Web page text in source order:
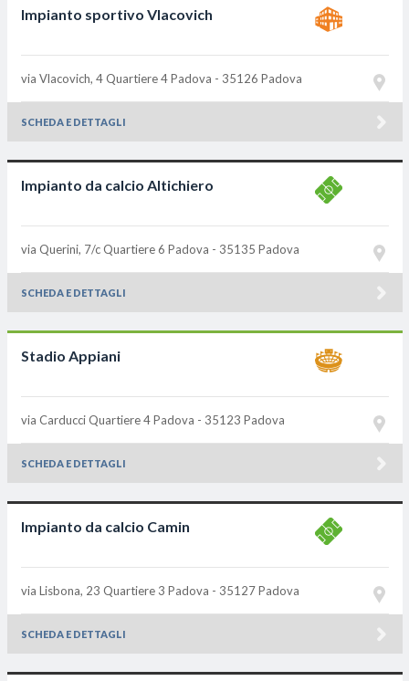
Impianto sportivo Vlacovich
via Vlacovich, 4 Quartiere 4 Padova - 35126 Padova
SCHEDA E DETTAGLI
Impianto da calcio Altichiero
via Querini, 7/c Quartiere 6 Padova - 35135 Padova
SCHEDA E DETTAGLI
Stadio Appiani
via Carducci Quartiere 4 Padova - 35123 Padova
SCHEDA E DETTAGLI
Impianto da calcio Camin
via Lisbona, 23 Quartiere 3 Padova - 35127 Padova
SCHEDA E DETTAGLI